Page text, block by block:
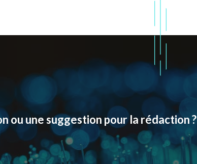
ou une suggestion pour la rédaction ?